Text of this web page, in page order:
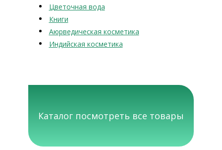
Цветочная вода
Книги
Аюрведическая косметика
Индийская косметика
Каталог посмотреть все товары